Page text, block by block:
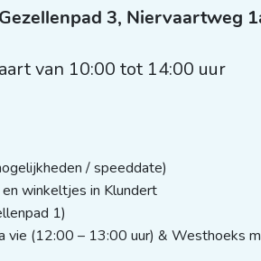
3, Niervaartweg
van 10:00 tot 14:00 uur
/ speeddate)
winkeltjes in Klundert
1)
vie (12:00 – 13:00 uur) & Westhoeks